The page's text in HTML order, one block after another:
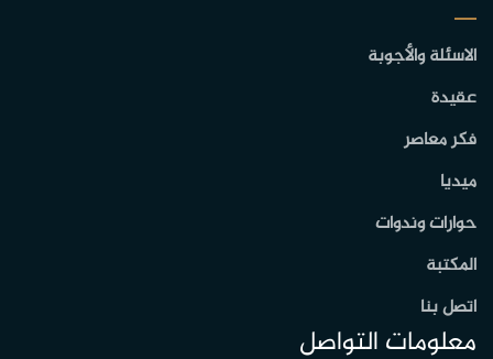
الاسئلة والأجوبة
عقيدة
فكر معاصر
ميديا
حوارات وندوات
المكتبة
اتصل بنا
معلومات التواصل